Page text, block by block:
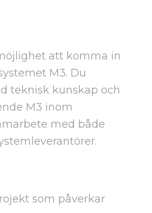
att komma in
M3. Du
teknisk kunskap och
M3 inom
med både
som påverkar